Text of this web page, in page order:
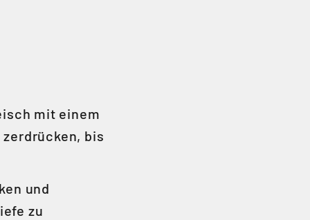
mit einem
bis
und
zu